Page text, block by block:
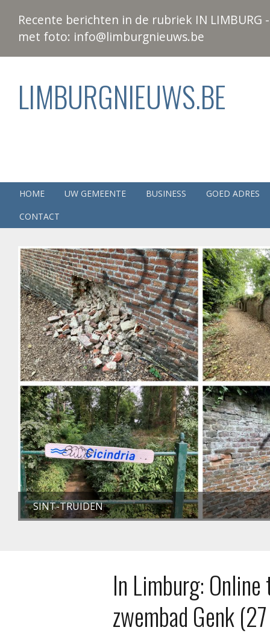
Recente berichten in de rubriek IN
met foto: info@limburgnieuws.be
LIMBURGNIEUWS.BE
HOME UW GEMEENTE BUSINESS
GOED ADRES
CONTACT
SINT-TRUIDEN
In Limburg:
zwembad Genk